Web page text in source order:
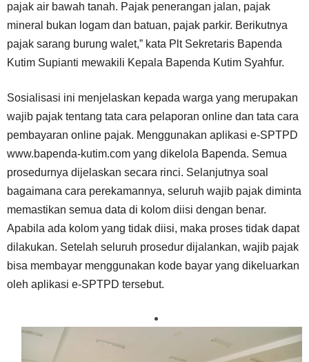
pajak air bawah tanah. Pajak penerangan jalan, pajak
mineral bukan logam dan batuan, pajak parkir. Berikutnya
pajak sarang burung walet,” kata Plt Sekretaris Bapenda
Kutim Supianti mewakili Kepala Bapenda Kutim Syahfur.
Sosialisasi ini menjelaskan kepada warga yang merupakan
wajib pajak tentang tata cara pelaporan online dan tata cara
pembayaran online pajak. Menggunakan aplikasi e-SPTPD
www.bapenda-kutim.com yang dikelola Bapenda. Semua
prosedurnya dijelaskan secara rinci. Selanjutnya soal
bagaimana cara perekamannya, seluruh wajib pajak diminta
memastikan semua data di kolom diisi dengan benar.
Apabila ada kolom yang tidak diisi, maka proses tidak dapat
dilakukan. Setelah seluruh prosedur dijalankan, wajib pajak
bisa membayar menggunakan kode bayar yang dikeluarkan
oleh aplikasi e-SPTPD tersebut.